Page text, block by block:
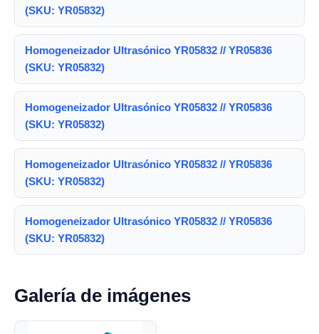
(SKU: YR05832)
Homogeneizador Ultrasónico YR05832 // YR05836
(SKU: YR05832)
Homogeneizador Ultrasónico YR05832 // YR05836
(SKU: YR05832)
Homogeneizador Ultrasónico YR05832 // YR05836
(SKU: YR05832)
Homogeneizador Ultrasónico YR05832 // YR05836
(SKU: YR05832)
Galería de imágenes